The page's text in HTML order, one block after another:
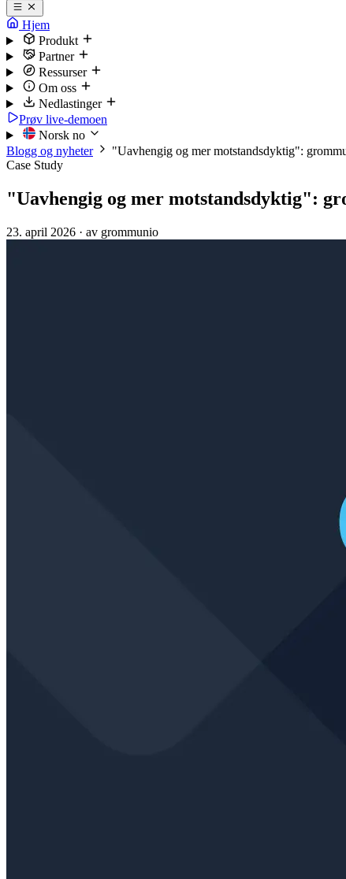
Hjem
Produkt
Partner
Ressurser
Om oss
Nedlastinger
Prøv live-demoen
Norsk no
Blogg og nyheter
"Uavhengig og mer motstandsdyktig":
Case Study
"Uavhengig og mer motstandsdyktig":
23. april 2026 · av grommunio